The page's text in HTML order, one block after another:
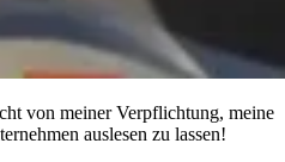
von meiner Verpflichtung, meine
auslesen zu lassen!